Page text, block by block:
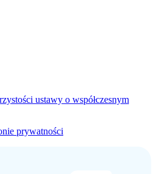
ustawy o współczesnym
prywatności